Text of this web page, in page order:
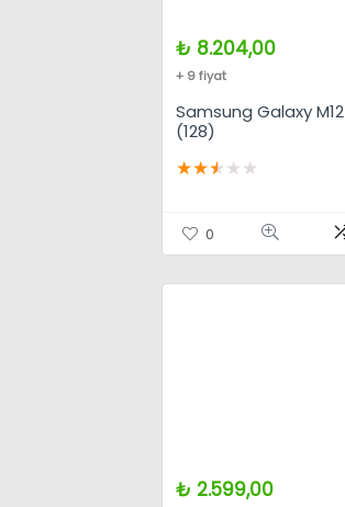
₺ 8.204,00
+ 9 fiyat
Samsung Galaxy M12
(128)
★★★ ★ ★
0
₺ 2.599,00